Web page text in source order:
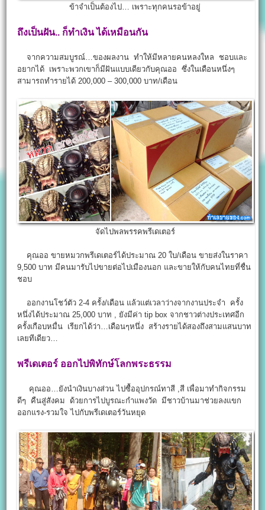
ข้าจำเป็นต้องไป… เพราะทุกคนรอข้าอยู่
ถึงเป็นฝัน.. ก็ทำเงิน ได้เหมือนกัน
จากความสมบูรณ์…ของผลงาน ทำให้มีหลายคนหลงใหล ชอบและ
อยากได้ เพราะพวกเขาก็มีฝันแบบเดียวกับคุณออ ซึ่งในเดือนหนึ่งๆ
สามารถทำรายได้ 200,000 – 300,000 บาท/เดือน
จัดไปพลพรรคพรีเดเตอร์
คุณออ ขายหมวกพรีเดเตอร์ได้ประมาณ 20 ใบ/เดือน ขายส่งในราคา
9,500 บาท มีคนมารับไปขายต่อไปเมืองนอก และขายให้กับคนไทยที่ชื่น
ชอบ
ออกงานโชว์ตัว 2-4 ครั้ง/เดือน แล้วแต่เวลาว่างจากงานประจำ ครั้ง
หนึ่งได้ประมาณ 25,000 บาท , ยังมีค่า tip box จากชาวต่างประเทศอีก
ครั้งเกือบหมื่น เรียกได้ว่า…เดือนๆหนึ่ง สร้างรายได้สองถึงสามแสนบาท
เลยทีเดียว…
พรีเดเตอร์ ออกไปพิทักษ์โลกพระธรรม
คุณออ…ยังนำเงินบางส่วน ไปซื้ออุปกรณ์ทาสี ,สี เพื่อมาทำกิจกรรม
ดีๆ คืนสู่สังคม ด้วยการไปบูรณะกำแพงวัด มีชาวบ้านมาช่วยลงแขก
ออกแรง-รวมใจ ไปกับพรีเดเตอร์วันหยุด